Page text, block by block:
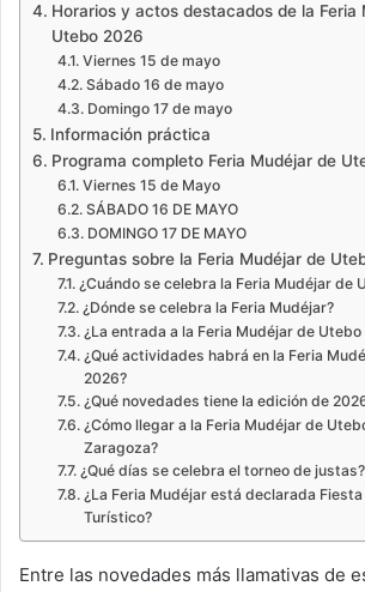
Horarios y actos destacados de la Feria
Utebo 2026
Viernes 15 de mayo
Sábado 16 de mayo
Domingo 17 de mayo
Información práctica
Programa completo Feria Mudéjar de
Viernes 15 de Mayo
SÁBADO 16 DE MAYO
DOMINGO 17 DE MAYO
Preguntas sobre la Feria Mudéjar de
¿Cuándo se celebra la Feria Mudéjar de
¿Dónde se celebra la Feria Mudéjar?
¿La entrada a la Feria Mudéjar de
¿Qué actividades habrá en la Feria
2026?
¿Qué novedades tiene la edición de
¿Cómo llegar a la Feria Mudéjar de
Zaragoza?
¿Qué días se celebra el torneo de justas?
¿La Feria Mudéjar está declarada
Turístico?
Entre las novedades más llamativas de